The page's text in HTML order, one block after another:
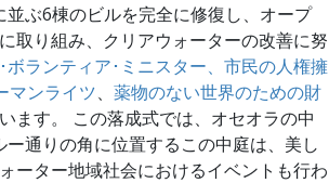
ぶ6棟のビルを完全に修復し、オープ
取り組み、クリアウォーターの改善に努
ランティア･ミニスター、 市民の人権擁
マンライツ、 薬物のない世界のための財
ます。 この落成式では、オセオラの中
通りの角に位置するこの中庭は、美し
ーター地域社会におけるイベントも行わ